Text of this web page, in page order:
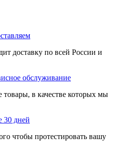
доставку по всей России и
обслуживание
товары, в качестве которых мы
30 дней
чтобы протестировать вашу